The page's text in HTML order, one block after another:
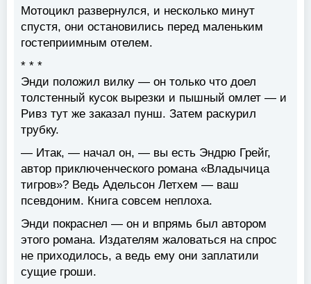
Мотоцикл развернулся, и несколько минут
спустя, они остановились перед маленьким
гостеприимным отелем.
* * *
Энди положил вилку — он только что доел
толстенный кусок вырезки и пышный омлет — и
Ривз тут же заказал пунш. Затем раскурил
трубку.
— Итак, — начал он, — вы есть Эндрю Грейг,
автор приключенческого романа «Владычица
тигров»? Ведь Адельсон Летхем — ваш
псевдоним. Книга совсем неплоха.
Энди покраснел — он и впрямь был автором
этого романа. Издателям жаловаться на спрос
не приходилось, а ведь ему они заплатили
сущие гроши.